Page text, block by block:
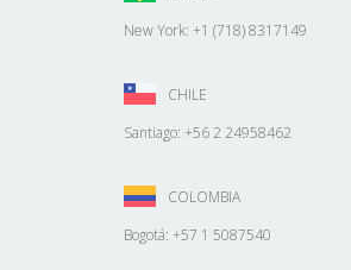
New York: +1 (718) 8317149
CHILE
Santiago: +56 2 24958462
COLOMBIA
Bogotá: +57 1 5087540